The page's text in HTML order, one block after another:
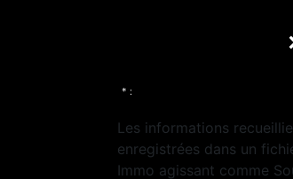
* :
Les informations
enregistrées dans un
Immo agissant comme